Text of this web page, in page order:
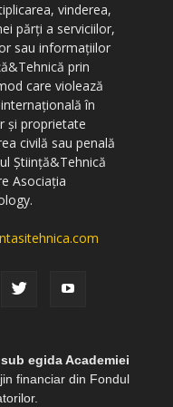
vinderea,
părți a serviciilor,
sau informațiilor
prin
care violează
în
și proprietate
civilă sau penală
Știință&Tehnică
Asociația
egida Academiei
financiar din Fondul